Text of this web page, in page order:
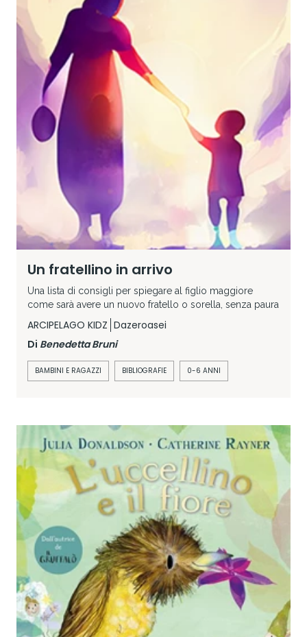
Un fratellino in arrivo
Una lista di consigli per spiegare al figlio maggiore
come sarà avere un nuovo fratello o sorella, senza paura
ARCIPELAGO KIDZ Dazeroasei
Di Benedetta Bruni
BAMBINI E RAGAZZI BIBLIOGRAFIE 0-6 ANNI